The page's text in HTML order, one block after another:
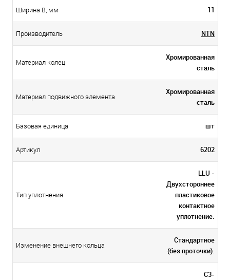
Ширина B, мм 11
Производитель NTN
Материал колец
Хромированная
сталь
Материал подвижного элемента
Хромированная
сталь
Базовая единица шт
Артикул 6202
Тип уплотнения
LLU -
Двухстороннее
пластиковое
контактное
уплотнение.
Изменение внешнего кольца
Стандартное
(без проточки).
C3-